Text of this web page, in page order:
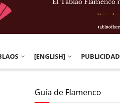
[ENGLISH] PUBLICIDAD
Guía de Flamenco